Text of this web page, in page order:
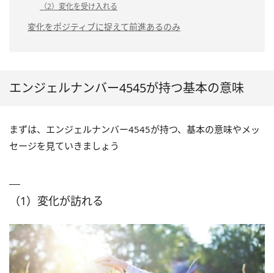
（2）変化を受け入れる
変化をポジティブに捉えて前進あるのみ
エンジェルナンバー4545が持つ基本の意味
まずは、エンジェルナンバー4545が持つ、基本の意味やメッ
セージを見ていきましょう
（1）変化が訪れる